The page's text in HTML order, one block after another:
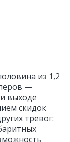
из 1,2
—
выходе
скидок
тревог: